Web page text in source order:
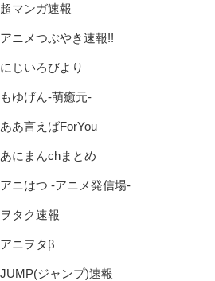
超マンガ速報
アニメつぶやき速報!!
にじいろびより
もゆげん-萌癒元-
ああ言えばForYou
あにまんchまとめ
アニはつ -アニメ発信場-
ヲタク速報
アニヲタβ
JUMP(ジャンプ)速報